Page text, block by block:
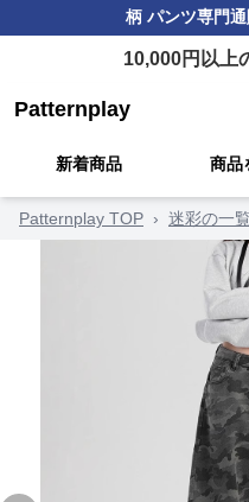
柄 パンツ専門
10,000円以上
Patternplay
新着商品 商品
Patternplay TOP › 迷彩の一覧